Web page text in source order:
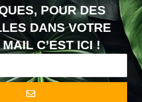
POUR DES
DANS VOTRE
C’EST ICI !